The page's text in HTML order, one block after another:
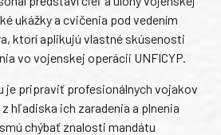
ukážky a cvičenia pod vedením
ktorí aplikujú vlastné skúsenosti
vo vojenskej operácii UNFICYP.
je pripraviť profesionálnych vojakov
hľadiska ich zaradenia a plnenia
chýbať znalosti mandátu